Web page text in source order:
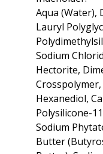
Aqua (Water),
Lauryl
Sodium
Hectorite,
Hexanediol,
Polysilicone-
Sodium
Butter